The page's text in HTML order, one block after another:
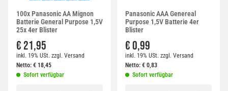
100x Panasonic AA Mignon
Batterie General Purpose 1,5V
25x 4er Blister
€ 21,95
inkl. 19% USt. zzgl. Versand
Netto: € 18,45
Sofort verfügbar
Panasonic AAA Genereal
Purpose 1,5V Batterie 4er
Blister
€ 0,99
inkl. 19% USt. zzgl. Versand
Netto: € 0,83
Sofort verfügbar